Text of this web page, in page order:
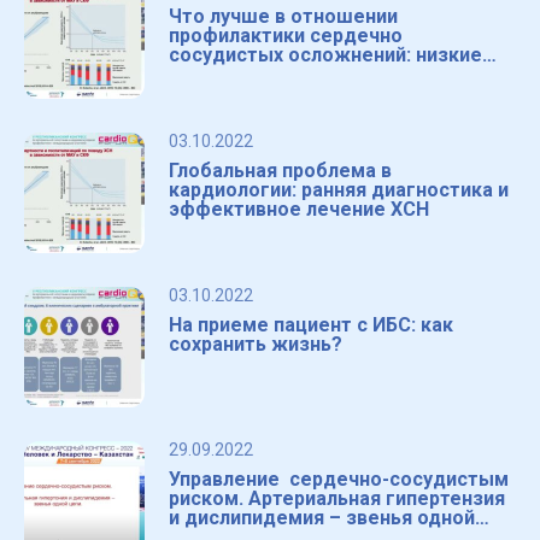
Что лучше в отношении
профилактики сердечно
сосудистых осложнений: низкие
03.10.2022
Глобальная проблема в
кардиологии: ранняя диагностика и
эффективное лечение ХСН
03.10.2022
На приеме пациент с ИБС: как
сохранить жизнь?
29.09.2022
Управление сердечно-сосудистым
риском. Артериальная гипертензия
и дислипидемия – звенья одной